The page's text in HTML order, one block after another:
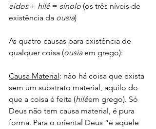
eidos + hilê = sínolo (os três níveis de
existência da ousia)
As quatro causas para existência de
qualquer coisa (ousia em grego):
Causa Material: não há coisa que exista
sem um substrato material, aquilo do
que a coisa é feita (hilêem grego). Só
Deus não tem causa material, é pura
forma. Para o oriental Deus “é aquele